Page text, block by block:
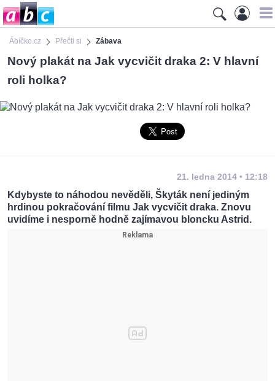
Ábíčko.cz Přečti si Zábava
Nový plakát na Jak vycvičit draka 2: V hlavní
roli holka?
21. ledna 2014 • 12:18
Kdybyste to náhodou nevěděli, Škyták není jediným
hrdinou pokračování filmu Jak vycvičit draka. Znovu
uvidíme i nesporně hodně zajímavou bloncku Astrid.